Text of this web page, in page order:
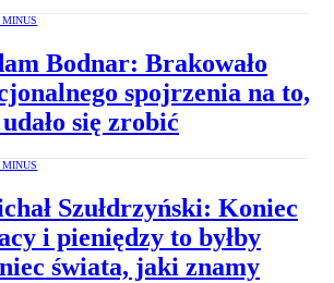
MINUS
Bodnar: Brakowało
spojrzenia na to,
się zrobić
MINUS
Szułdrzyński: Koniec
i pieniędzy to byłby
świata, jaki znamy